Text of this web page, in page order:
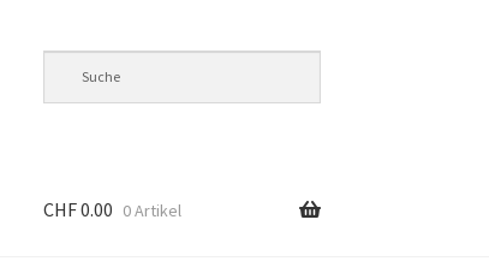
CHF0.00 0 Artikel